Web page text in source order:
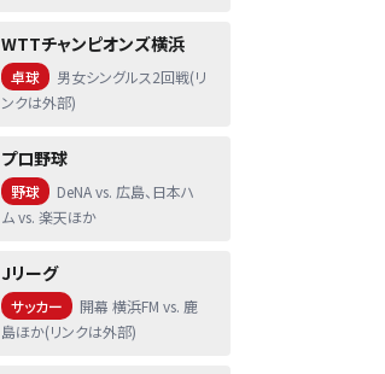
WTTチャンピオンズ横浜
卓球
男女シングルス2回戦(リ
ンクは外部)
プロ野球
野球
DeNA vs. 広島、日本ハ
ム vs. 楽天ほか
Jリーグ
サッカー
開幕 横浜FM vs. 鹿
島ほか(リンクは外部)